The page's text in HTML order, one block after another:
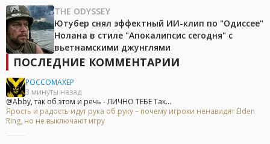
THE ODYSSEY
Ютубер снял эффектный ИИ-клип по "Одиссее"
Нолана в стиле "Апокалипсис сегодня" с
вьетнамскими джунглями
ПОСЛЕДНИЕ КОММЕНТАРИИ
POCCOMAXEP
3 минуты назад
@Abby, так об этом и речь - ЛИЧНО ТЕБЕ Так...
Ярость и радость идут рука об руку – почему игроки ненавидят Elden
Ring, но не выключают игру